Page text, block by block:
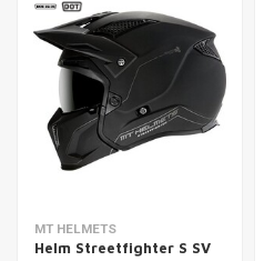
MT HELMETS
Helm Streetfighter S SV